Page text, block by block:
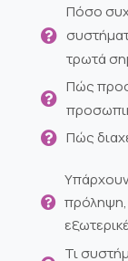
Πόσο
τρωτά
Πώς
Πώς
Υπάρχουν
πρόληψη,
Τι